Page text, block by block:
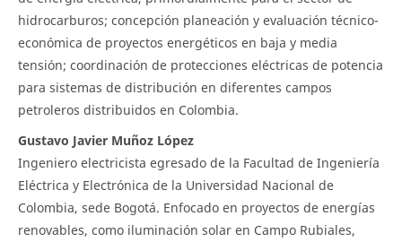
hidrocarburos; concepción planeación y evaluación técnico-
económica de proyectos energéticos en baja y media
tensión; coordinación de protecciones eléctricas de potencia
para sistemas de distribución en diferentes campos
petroleros distribuidos en Colombia.
Gustavo Javier Muñoz López
Ingeniero electricista egresado de la Facultad de Ingeniería
Eléctrica y Electrónica de la Universidad Nacional de
Colombia, sede Bogotá. Enfocado en proyectos de energías
renovables, como iluminación solar en Campo Rubiales,